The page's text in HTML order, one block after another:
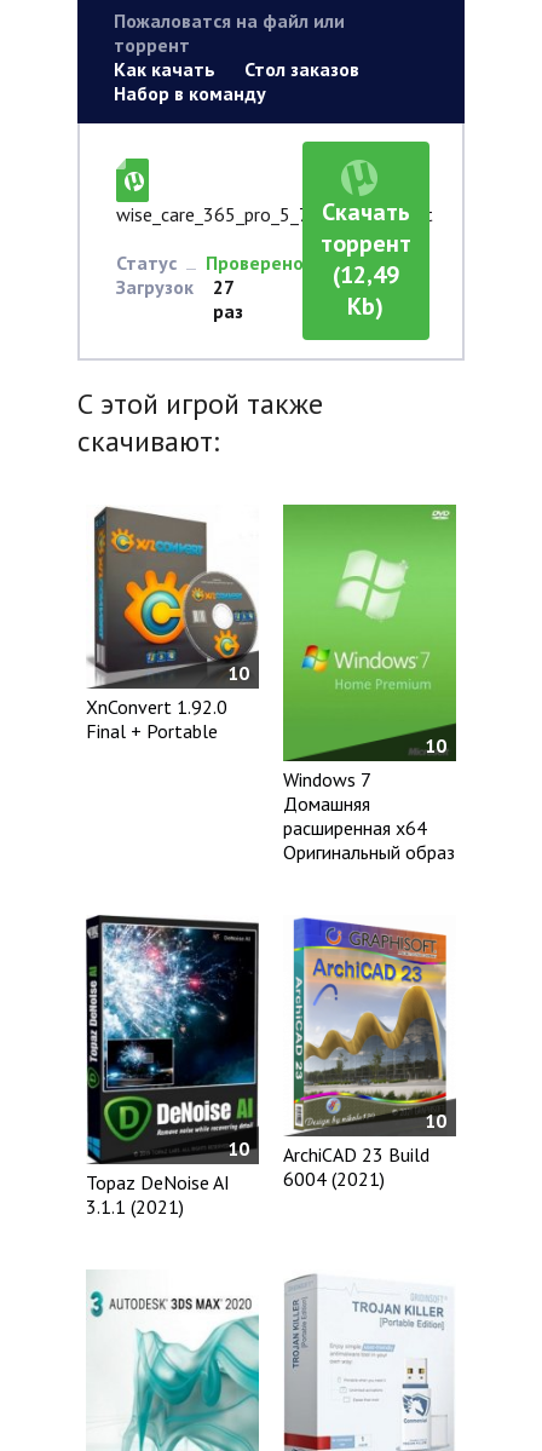
Пожаловатся на файл или
торрент
Как качать
Стол заказов
Набор в команду
wise_care_365_pro_5_7_1_573.torrent
Статус
Проверено
Загрузок
27
раз
Скачать
торрент
(12,49
Kb)
С этой игрой также
скачивают:
10
XnConvert 1.92.0
Final + Portable
10
Windows 7
Домашняя
расширенная x64
Оригинальный образ
10
Topaz DeNoise AI
3.1.1 (2021)
10
ArchiCAD 23 Build
6004 (2021)